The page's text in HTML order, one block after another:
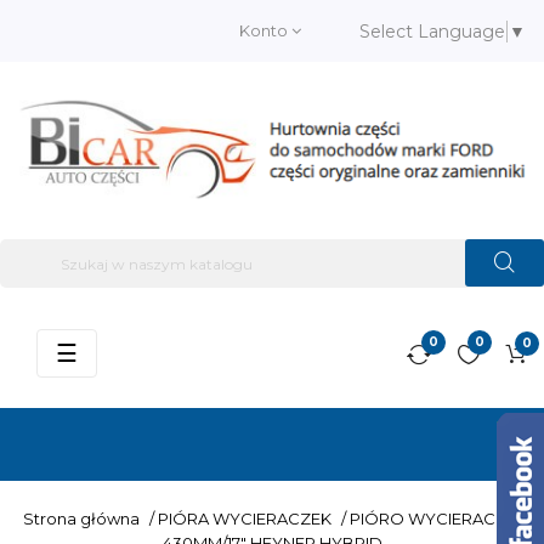
Konto Select Language ▼
0
0
0
Przełącz
☰
Strona główna / PIÓRA WYCIERACZEK / PIÓRO WYCIERACZKI